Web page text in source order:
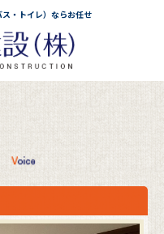
・トイレ）ならお任せ